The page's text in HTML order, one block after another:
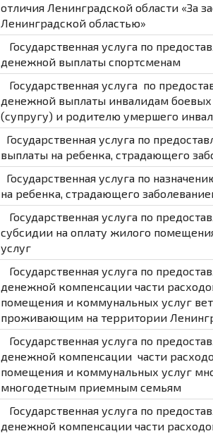
отличия Ленинградской области «За
Ленинградской областью»
Государственная услуга по
денежной выплаты спортсменам
Государственная услуга по
денежной выплаты инвалидам боевых
(супругу) и родителю умершего
Государственная услуга по
выплаты на ребенка, страдающего
Государственная услуга по
на ребенка, страдающего
Государственная услуга по
субсидии на оплату жилого
услуг
Государственная услуга по
денежной компенсации части
помещения и коммунальных услуг
проживающим на территории
Государственная услуга по
денежной компенсации части
помещения и коммунальных услуг
многодетным приемным семьям
Государственная услуга по
денежной компенсации части